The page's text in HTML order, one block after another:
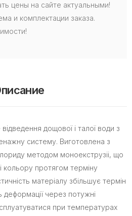
цены на сайте актуальными!
и комплектации заказа.
дощової і талої води з
систему. Виготовлена з
методом моноекструзіі, що
кольору протягом терміну
матеріалу збільшує термін
деформації через потужні
при температурах